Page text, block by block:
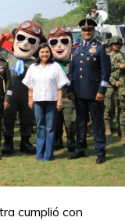
cumplió con